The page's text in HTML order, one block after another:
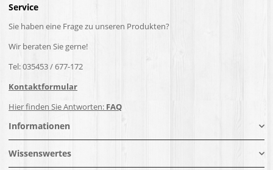
Service
Sie haben eine Frage zu unseren Produkten?
Wir beraten Sie gerne!
Tel: 035453 / 677-172
Kontaktformular
Hier finden Sie Antworten: FAQ
Informationen
Wissenswertes